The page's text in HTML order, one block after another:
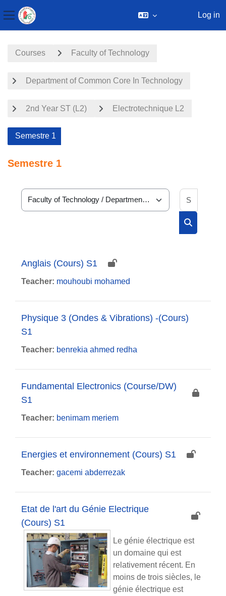
Side panel
Log in
Courses Faculty of Technology
Department of Common Core In Technology
2nd Year ST (L2) Electrotechnique L2
Semestre 1
Semestre 1
Course categories
Anglais (Cours) S1
Teacher: mouhoubi mohamed
Physique 3 (Ondes & Vibrations) -(Cours)
S1
Teacher: benrekia ahmed redha
Fundamental Electronics (Course/DW)
S1
Teacher: benimam meriem
Energies et environnement (Cours) S1
Teacher: gacemi abderrezak
Etat de l'art du Génie Electrique
(Cours) S1
Le génie électrique est
un domaine qui est
relativement récent. En
moins de trois siècles, le
génie électrique est